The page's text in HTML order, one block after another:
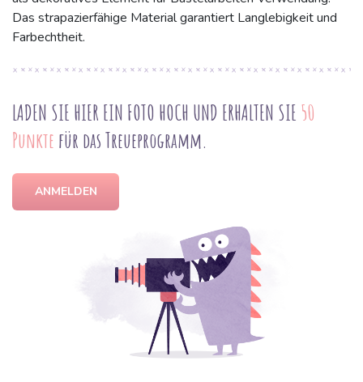
Das strapazierfähige Material garantiert Langlebigkeit und
Farbechtheit.
LADEN SIE HIER EIN FOTO HOCH UND ERHALTEN SIE 50
Punkte für das Treueprogramm.
ANMELDEN